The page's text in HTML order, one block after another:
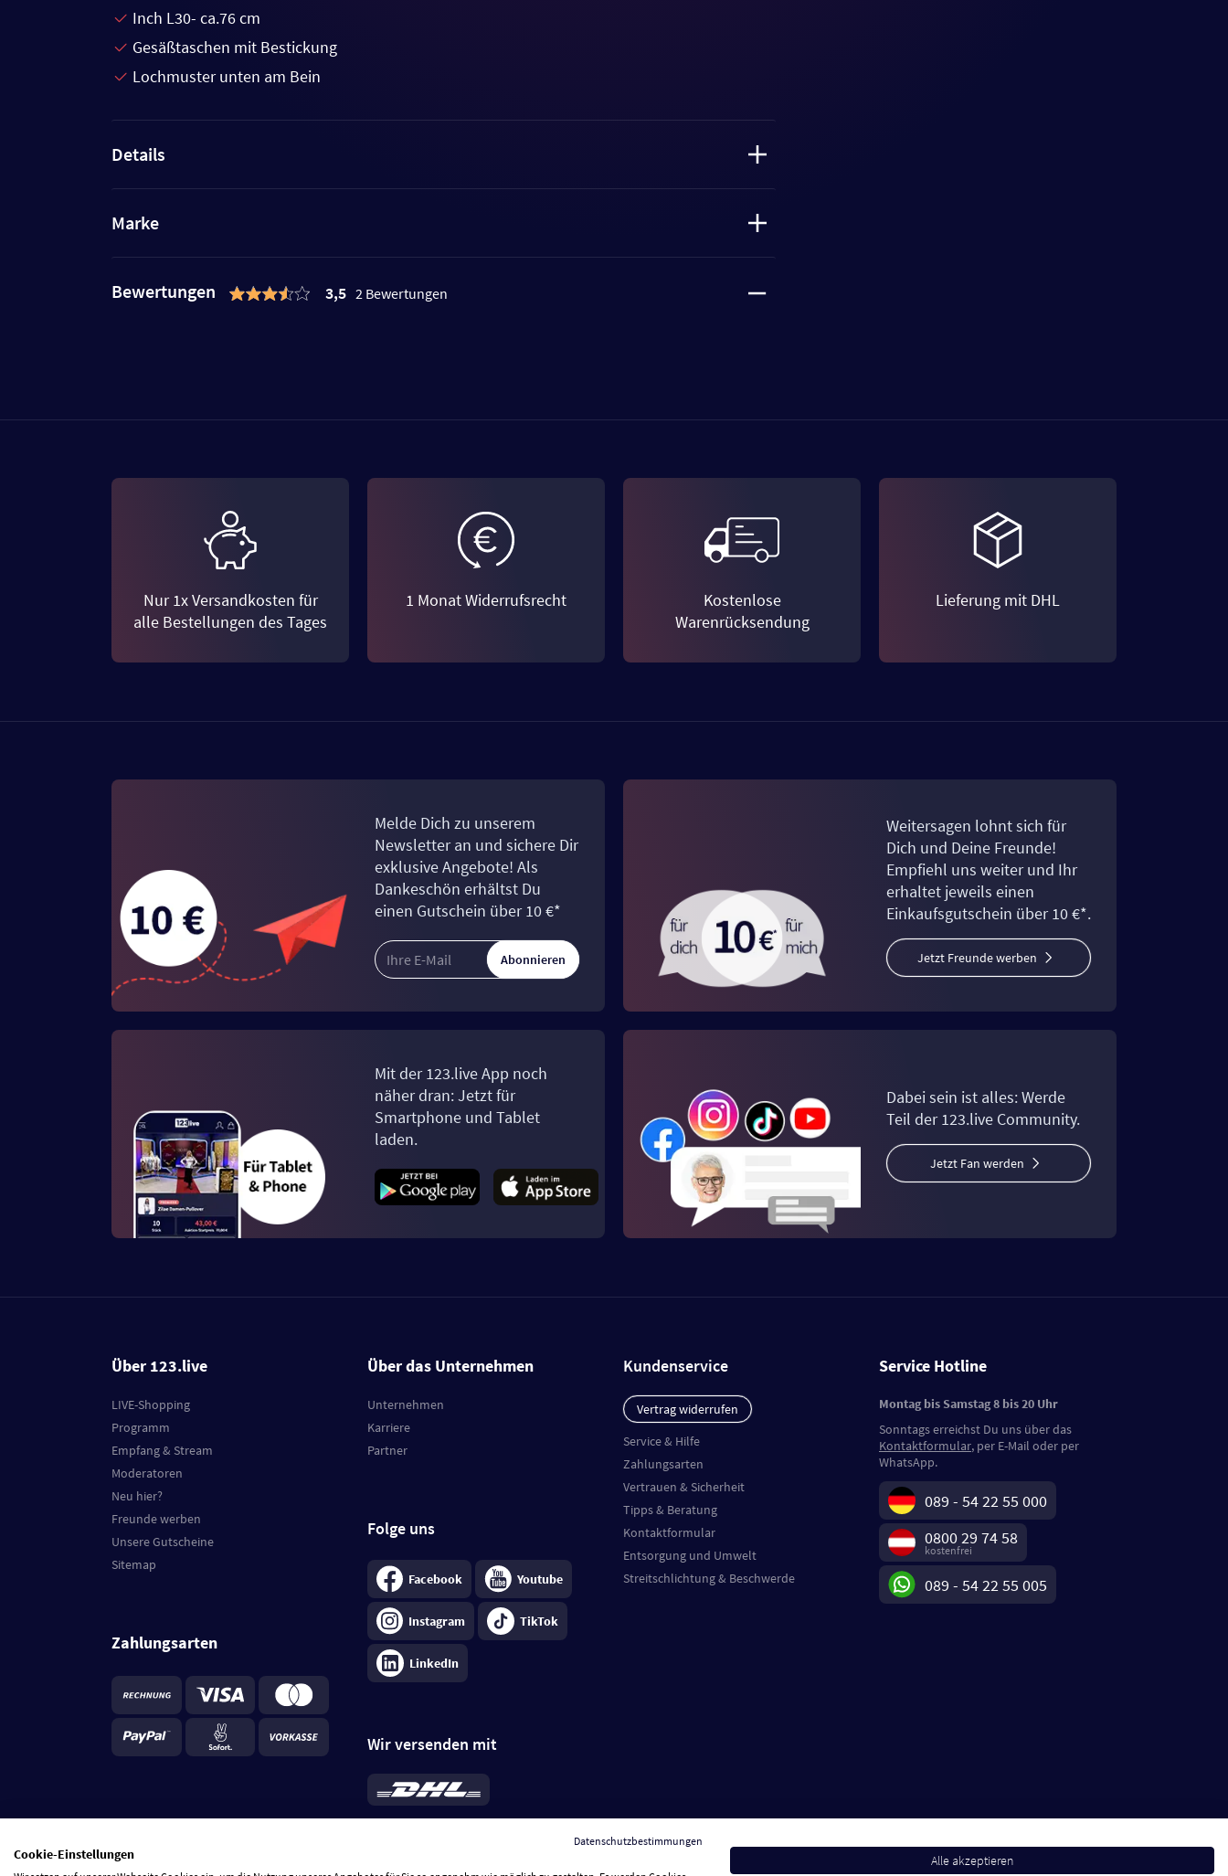
Inch L30- ca.76 cm
Gesäßtaschen mit Bestickung
Lochmuster unten am Bein
Details
Marke
Bewertungen 3,5 2 Bewertungen
Nur 1x Versandkosten für
alle Bestellungen des Tages
1 Monat Widerrufsrecht
Kostenlose
Warenrücksendung
Lieferung mit DHL
Melde Dich zu unserem
Newsletter an und sichere Dir
exklusive Angebote! Als
Dankeschön erhältst Du
einen Gutschein über 10 €*
Abonnieren
Weitersagen lohnt sich für
Dich und Deine Freunde!
Empfiehl uns weiter und Ihr
erhaltet jeweils einen
Einkaufsgutschein über 10 €*.
Jetzt Freunde werben
Mit der 123.live App noch
näher dran: Jetzt für
Smartphone und Tablet
laden.
Dabei sein ist alles: Werde
Teil der 123.live Community.
Jetzt Fan werden
Über 123.live
LIVE-Shopping
Programm
Empfang & Stream
Moderatoren
Neu hier?
Freunde werben
Unsere Gutscheine
Sitemap
Zahlungsarten
Über das Unternehmen
Unternehmen
Karriere
Partner
Folge uns
Facebook Youtube
Instagram TikTok
LinkedIn
Wir versenden mit
*Standard 6,95 €; bei Kühlware zzgl. 0,99 €
je Bestellung, insgesamt 7,94 €. Lieferzeit3-
Kundenservice
Vertrag widerrufen
Service & Hilfe
Zahlungsarten
Vertrauen & Sicherheit
Tipps & Beratung
Kontaktformular
Entsorgung und Umwelt
Streitschlichtung & Beschwerde
Service Hotline
Montag bis Samstag 8 bis 20 Uhr
Sonntags erreichst Du uns über das
Kontaktformular, per E-Mail oder per
WhatsApp.
089 - 54 22 55 000
0800 29 74 58
kostenfrei
089 - 54 22 55 005
Datenschutzbestimmungen
Cookie-Einstellungen Alle akzeptieren